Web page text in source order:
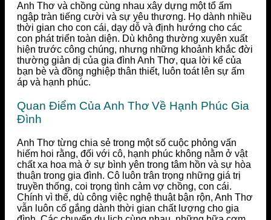
Anh Thơ và chồng cùng nhau xây dựng một tổ ấm
ngập tràn tiếng cười và sự yêu thương. Họ dành nhiều
thời gian cho con cái, dạy dỗ và định hướng cho các
con phát triển toàn diện. Dù không thường xuyên xuất
hiện trước công chúng, nhưng những khoảnh khắc đời
thường giản dị của gia đình Anh Thơ, qua lời kể của
bạn bè và đồng nghiệp thân thiết, luôn toát lên sự ấm
áp và hạnh phúc.
Quan Điểm Của Anh Thơ Về Hạnh Phúc Gia
Đình
Anh Thơ từng chia sẻ trong một số cuộc phỏng vấn
hiếm hoi rằng, đối với cô, hạnh phúc không nằm ở vật
chất xa hoa mà ở sự bình yên trong tâm hồn và sự hòa
thuận trong gia đình. Cô luôn trân trọng những giá trị
truyền thống, coi trọng tình cảm vợ chồng, con cái.
Chính vì thế, dù công việc nghệ thuật bận rộn, Anh Thơ
vẫn luôn cố gắng dành thời gian chất lượng cho gia